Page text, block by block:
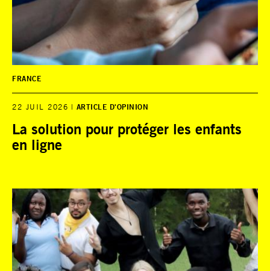
FRANCE
22 JUIL 2026 ARTICLE D'OPINION
La solution pour protéger les enfants
en ligne